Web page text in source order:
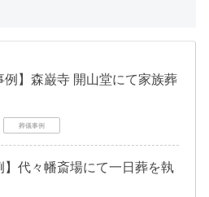
例】森巌寺 開山堂にて家族葬
葬儀事例
】代々幡斎場にて一日葬を執